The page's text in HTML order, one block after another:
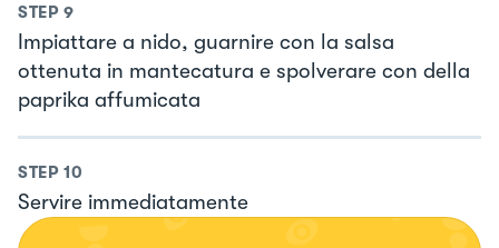
STEP 9
Impiattare a nido, guarnire con la salsa
ottenuta in mantecatura e spolverare con della
paprika affumicata
STEP 10
Servire immediatamente